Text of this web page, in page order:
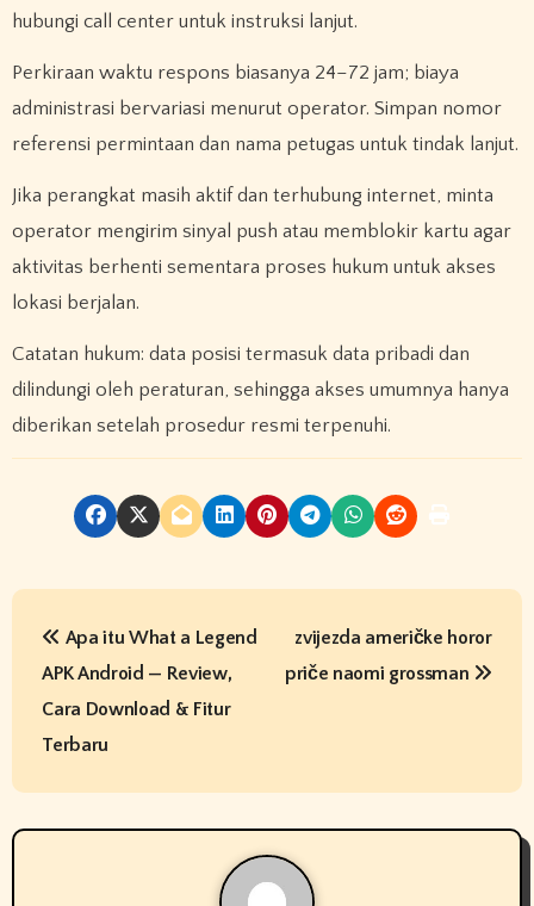
hubungi call center untuk instruksi lanjut.
Perkiraan waktu respons biasanya 24–72 jam; biaya
administrasi bervariasi menurut operator. Simpan nomor
referensi permintaan dan nama petugas untuk tindak lanjut.
Jika perangkat masih aktif dan terhubung internet, minta
operator mengirim sinyal push atau memblokir kartu agar
aktivitas berhenti sementara proses hukum untuk akses
lokasi berjalan.
Catatan hukum: data posisi termasuk data pribadi dan
dilindungi oleh peraturan, sehingga akses umumnya hanya
diberikan setelah prosedur resmi terpenuhi.
P
n
a
Apa itu What a Legend
APK Android — Review,
Cara Download & Fitur
Terbaru
zvijezda američke horor
priče naomi grossman